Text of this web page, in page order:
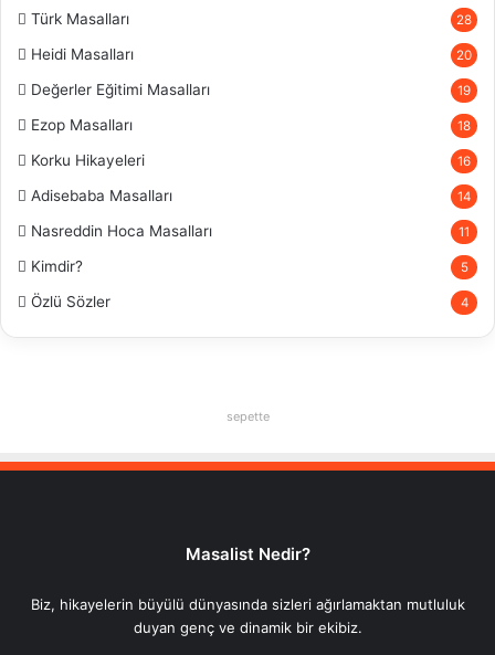
Türk Masalları 28
Heidi Masalları 20
Değerler Eğitimi Masalları 19
Ezop Masalları 18
Korku Hikayeleri 16
Adisebaba Masalları 14
Nasreddin Hoca Masalları 11
Kimdir? 5
Özlü Sözler 4
sepette
Masalist Nedir?
Biz, hikayelerin büyülü dünyasında sizleri ağırlamaktan mutluluk
duyan genç ve dinamik bir ekibiz.